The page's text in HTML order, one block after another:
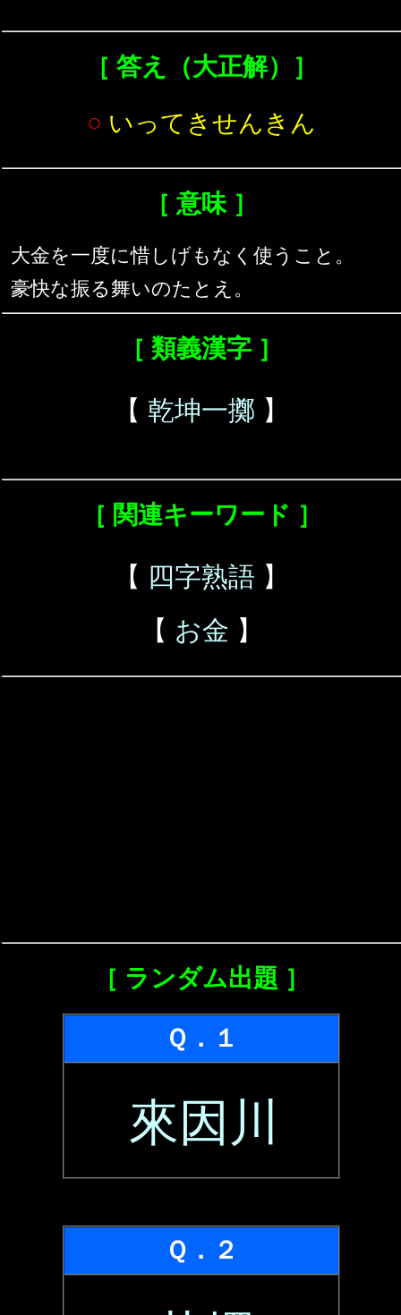
［ 答え（大正解）］
○ いってきせんきん
［ 意味 ］
大金を一度に惜しげもなく使うこと。
豪快な振る舞いのたとえ。
［ 類義漢字 ］
【 乾坤一擲 】
［ 関連キーワード ］
【 四字熟語 】
【 お金 】
［ ランダム出題 ］
Ｑ．１
來因川
Ｑ．２